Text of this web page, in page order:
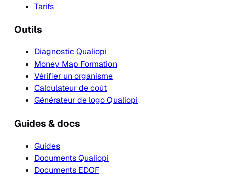
Tarifs
Outils
Diagnostic Qualiopi
Money Map Formation
Vérifier un organisme
Calculateur de coût
Générateur de logo Qualiopi
Guides & docs
Guides
Documents Qualiopi
Documents EDOF